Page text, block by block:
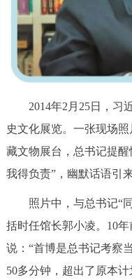
政务服务
个人服务
便民服务
中介服务
政民互动
12345网上接诉即办
2014年2月25日，习
史文化展览。一张现场
藏文物展台，总书记提
我得负责”，幽默话语引
照片中，与总书记“同
括时任馆长郭小凌。10
说：“首博是总书记考察
50多分钟，超出了原本